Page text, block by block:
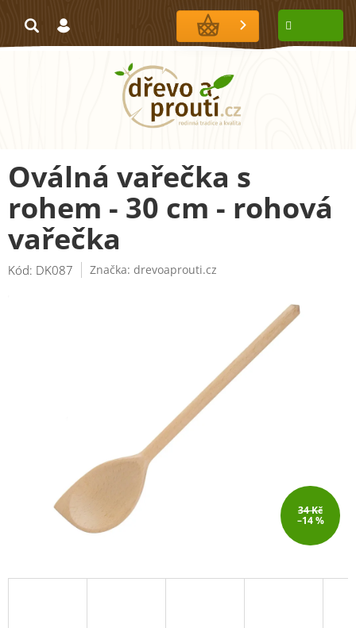
NÁKUPNÍ
KOŠÍK
Oválná vařečka s
rohem - 30 cm - rohová
vařečka
Kód: DK087 Značka: drevoaprouti.cz
34 Kč
–14 %